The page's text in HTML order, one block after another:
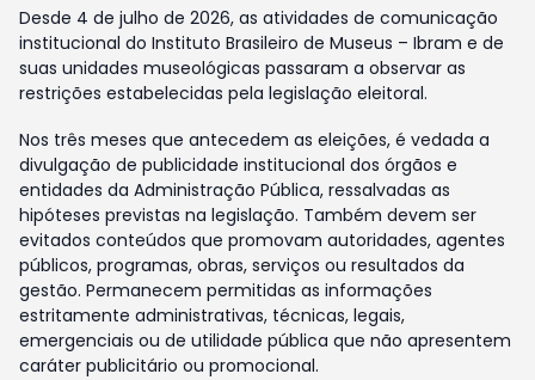
Desde 4 de julho de 2026, as atividades de comunicação
institucional do Instituto Brasileiro de Museus – Ibram e de
suas unidades museológicas passaram a observar as
restrições estabelecidas pela legislação eleitoral.
Nos três meses que antecedem as eleições, é vedada a
divulgação de publicidade institucional dos órgãos e
entidades da Administração Pública, ressalvadas as
hipóteses previstas na legislação. Também devem ser
evitados conteúdos que promovam autoridades, agentes
públicos, programas, obras, serviços ou resultados da
gestão. Permanecem permitidas as informações
estritamente administrativas, técnicas, legais,
emergenciais ou de utilidade pública que não apresentem
caráter publicitário ou promocional.